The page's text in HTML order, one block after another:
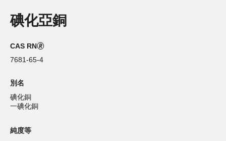
碘化亞銅
CAS RN🄬
7681-65-4
別名
碘化銅
一碘化銅
純度等